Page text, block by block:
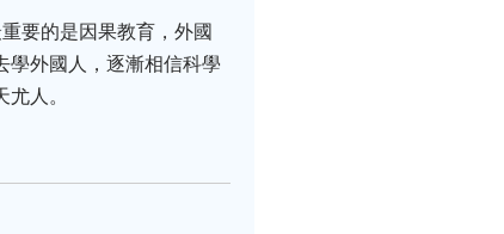
要的是因果教育，外國
學外國人，逐漸相信科學
人。